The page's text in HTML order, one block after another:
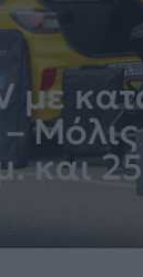
με
και